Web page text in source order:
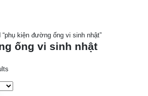
kiện đường ống vi sinh nhật”
ống vi sinh nhật